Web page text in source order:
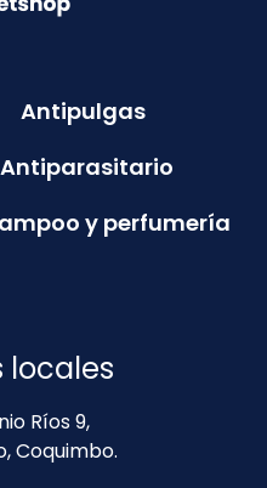
Antipulgas
Antiparasitario
y perfumería
locales
Ríos 9,
Coquimbo.